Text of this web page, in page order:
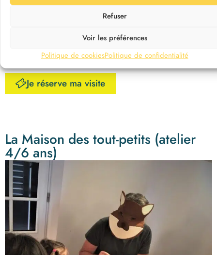
Refuser
Voir les préférences
Politique de cookiesPolitique de confidentialité
Vive les vacances en famille !Suivez le guide,
enfants entre 4 et 8 ans . Découvrez l’univers du lac de
Je réserve ma visite
La Maison des tout-petits (atelier
4/6 ans)